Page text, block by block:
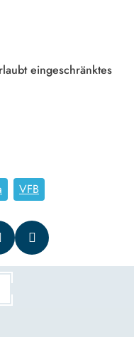
eingeschränktes
VFB